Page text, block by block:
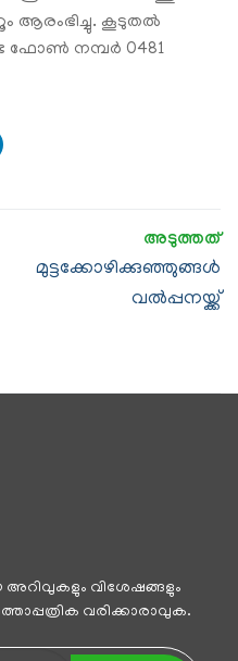
ആരംഭിച്ചു. കൂടുതൽ
ഫോൺ നമ്പർ 0481
മുട്ടക്കോഴിക്കുഞ്ഞുങ്ങൾ
വൽപ്പനയ്ക്ക്
അറിവുകളും വിശേഷങ്ങളും
വരിക്കാരാവുക.